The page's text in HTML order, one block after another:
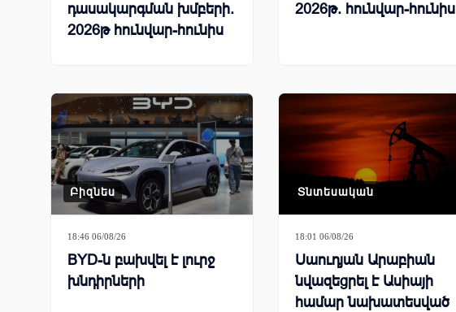
դասակարգման խմբերի.
2026թ հունվար-հունիս
2026թ. հունվար-հունիս
Բիզնես
18:46 06/08/26
BYD-ն բախվել է լուրջ
խնդիրների
Տնտեսական
18:01 06/08/26
Սաուդյան Արաբիան
նվազեցրել է Ասիայի
համար նախատեսված